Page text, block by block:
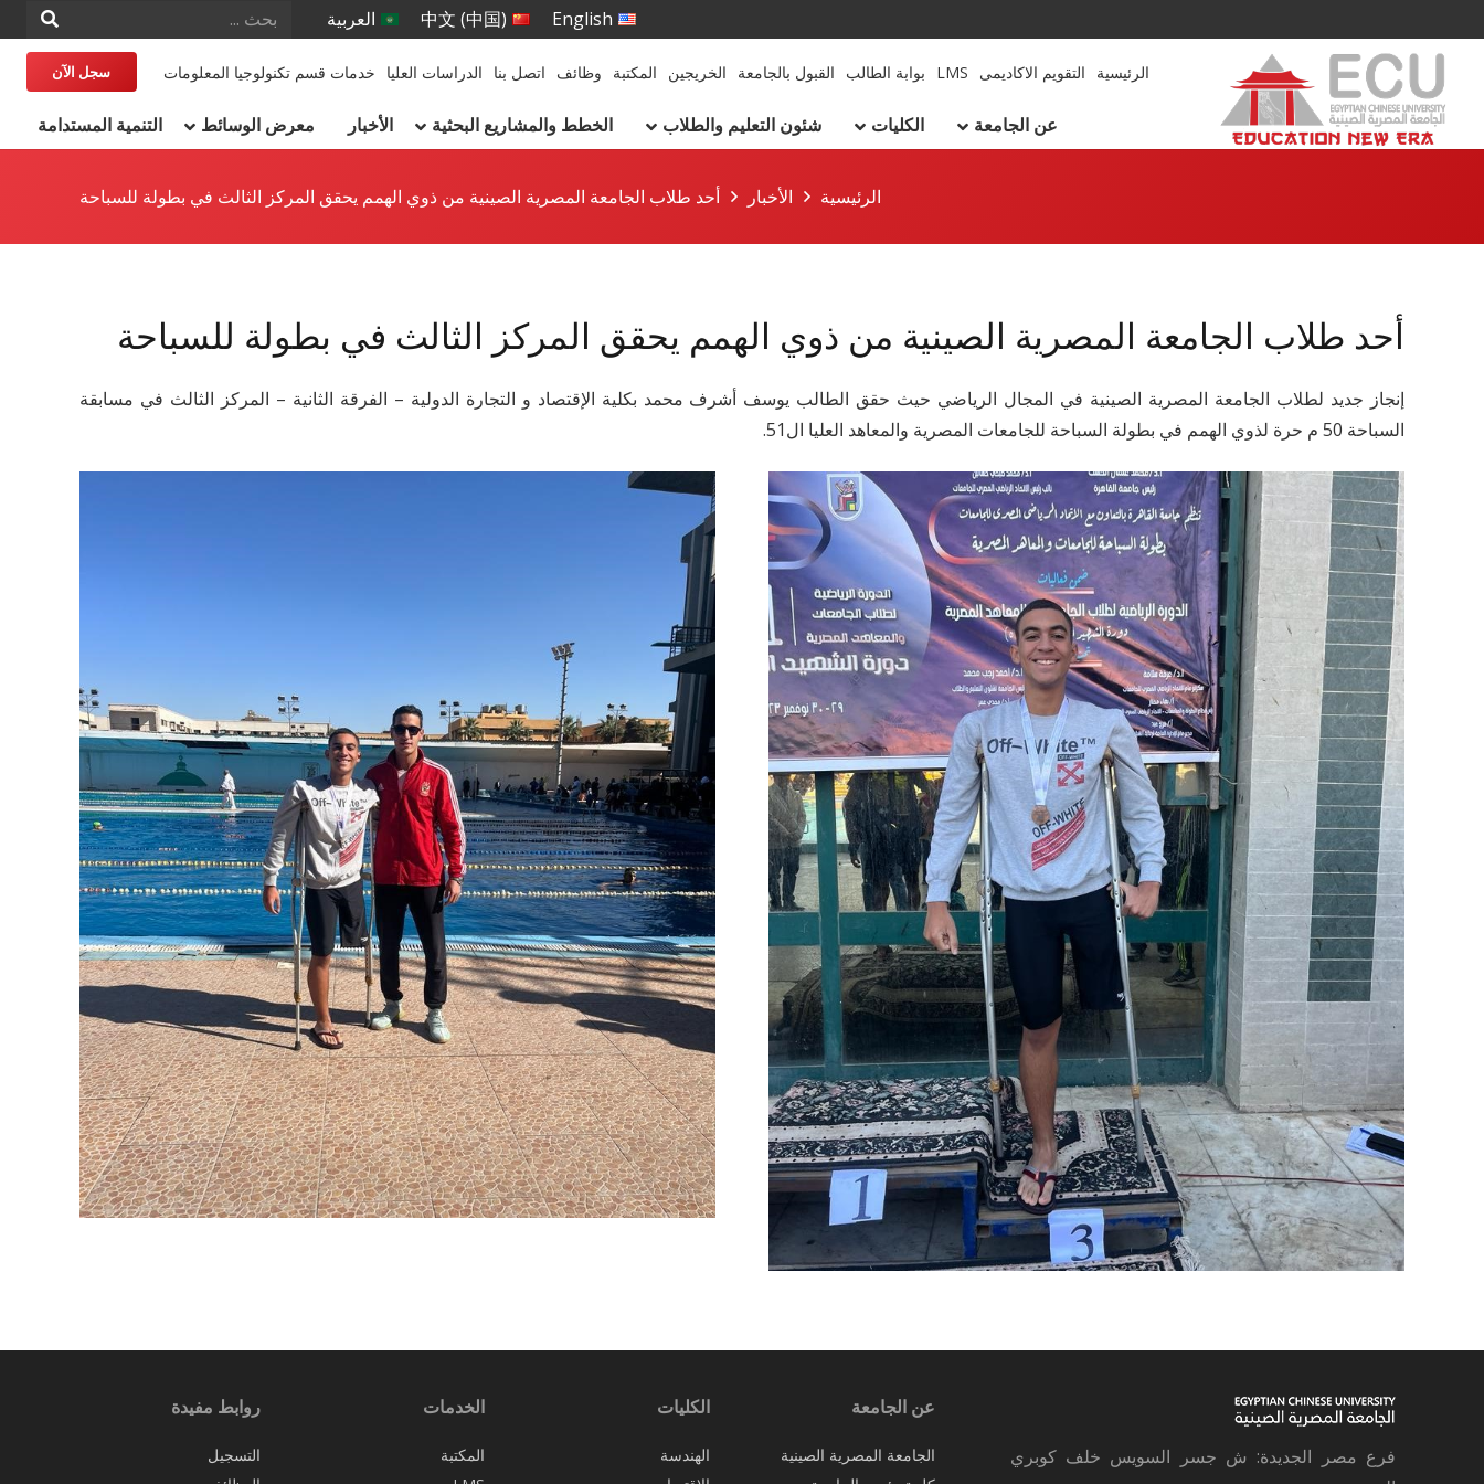
English
中文 (中国) العربية
الرئيسية التقويم الاكاديمى LMS بوابة الطالب القبول بالجامعة الخريجين المكتبة وظائف اتصل بنا الدراسات العليا خدمات قسم تكنولوجيا المعلومات سجل الآن
عن الجامعة الكليات شئون التعليم والطلاب الخطط والمشاريع البحثية الأخبار معرض الوسائط التنمية المستدامة
الرئيسية الأخبار أحد طلاب الجامعة المصرية الصينية من ذوي الهمم يحقق المركز الثالث في بطولة للسباحة
أحد طلاب الجامعة المصرية الصينية من ذوي الهمم يحقق المركز الثالث في بطولة للسباحة
إنجاز جديد لطلاب الجامعة المصرية الصينية في المجال الرياضي حيث حقق الطالب يوسف أشرف محمد بكلية الإقتصاد و التجارة الدولية – الفرقة الثانية – المركز الثالث في مسابقة
السباحة 50 م حرة لذوي الهمم في بطولة السباحة للجامعات المصرية والمعاهد العليا ال51.
فرع مصر الجديدة: ش جسر السويس خلف كوبري
عن الجامعة
الجامعة المصرية الصينية
الكليات
الهندسة
الخدمات
المكتبة
روابط مفيدة
التسجيل